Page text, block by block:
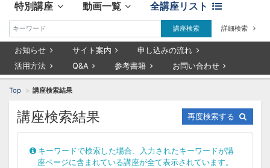
特別講座
動画一覧 全講座リスト
講座検索 詳細検索
お知らせ サイト案内
申し込みの流れ
活用方法
Q&A 参考書籍 お問い合わせ
Top 講座検索結果
講座検索結果 再度検索する
キーワードで検索した場合、入力されたキーワードが講
座ページに含まれている講座が全て表示されています。